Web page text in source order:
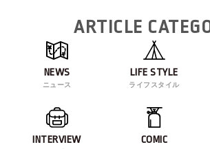
ARTICLE
NEWS
ニュース
LIFE STYLE
ライフスタイル
INTERVIEW COMIC